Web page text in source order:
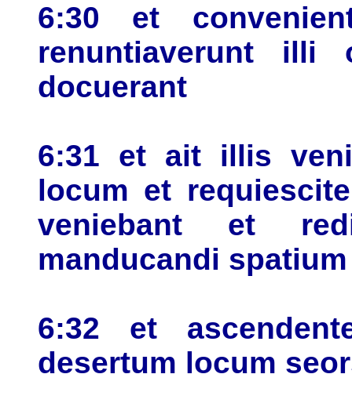
6:30 et
renuntiaverunt illi
docuerant
6:31 et ait illis
locum et
veniebant et
manducandi
6:32 et
desertum locum